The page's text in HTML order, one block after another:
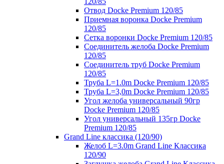
Отвод Docke Premium 120/85
Приемная воронка Docke Premium
120/85
Сетка воронки Docke Premium 120/85
Соединитель желоба Docke Premium
120/85
Соединитель труб Docke Premium
120/85
Труба L=1.0m Docke Premium 120/85
Труба L=3,0m Docke Premium 120/85
Угол желоба универсальный 90гр
Docke Premium 120/85
Угол универсальный 135гр Docke
Premium 120/85
Grand Line классика (120/90)
Желоб L=3.0m Grand Line Классика
120/90